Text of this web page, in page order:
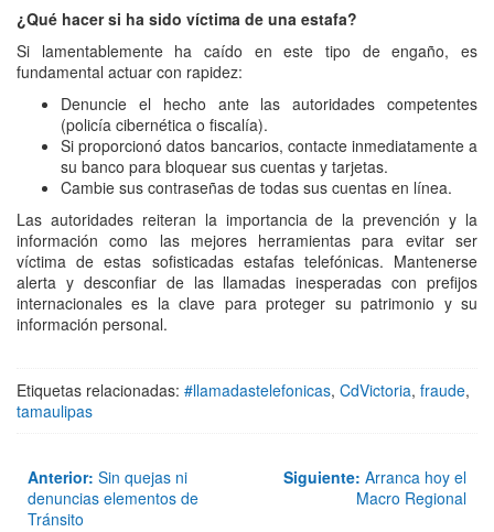
¿Qué hacer si ha sido víctima de una estafa?
Si lamentablemente ha caído en este tipo de engaño, es
fundamental actuar con rapidez:
Denuncie el hecho ante las autoridades competentes
(policía cibernética o fiscalía).
Si proporcionó datos bancarios, contacte inmediatamente a
su banco para bloquear sus cuentas y tarjetas.
Cambie sus contraseñas de todas sus cuentas en línea.
Las autoridades reiteran la importancia de la prevención y la
información como las mejores herramientas para evitar ser
víctima de estas sofisticadas estafas telefónicas. Mantenerse
alerta y desconfiar de las llamadas inesperadas con prefijos
internacionales es la clave para proteger su patrimonio y su
información personal.
Etiquetas relacionadas: #llamadastelefonicas, CdVictoria, fraude,
tamaulipas
Anterior: Sin quejas ni
denuncias elementos de
Tránsito
Siguiente: Arranca hoy el
Macro Regional